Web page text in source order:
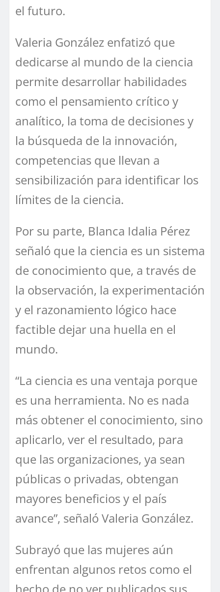
el futuro.
Valeria González enfatizó que
dedicarse al mundo de la ciencia
permite desarrollar habilidades
como el pensamiento crítico y
analítico, la toma de decisiones y
la búsqueda de la innovación,
competencias que llevan a
sensibilización para identificar los
límites de la ciencia.
Por su parte, Blanca Idalia Pérez
señaló que la ciencia es un sistema
de conocimiento que, a través de
la observación, la experimentación
y el razonamiento lógico hace
factible dejar una huella en el
mundo.
“La ciencia es una ventaja porque
es una herramienta. No es nada
más obtener el conocimiento, sino
aplicarlo, ver el resultado, para
que las organizaciones, ya sean
públicas o privadas, obtengan
mayores beneficios y el país
avance”, señaló Valeria González.
Subrayó que las mujeres aún
enfrentan algunos retos como el